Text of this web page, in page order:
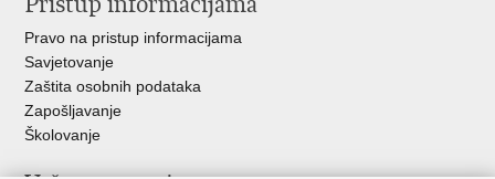
Pravo na pristup informacijama
Savjetovanje
Zaštita osobnih podataka
Zapošljavanje
Školovanje